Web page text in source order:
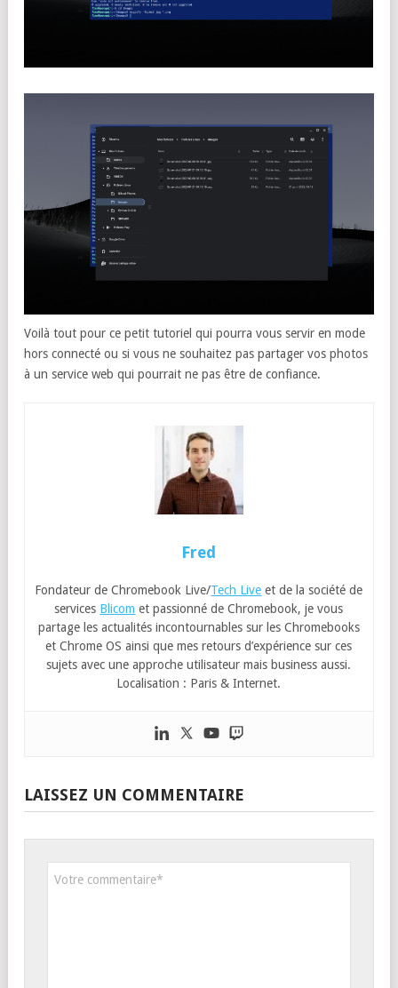
Voilà tout pour ce petit tutoriel qui pourra vous servir en mode
hors connecté ou si vous ne souhaitez pas partager vos photos
à un service web qui pourrait ne pas être de confiance.
Fred
Fondateur de Chromebook Live/Tech Live et de la société de
services Blicom et passionné de Chromebook, je vous
partage les actualités incontournables sur les Chromebooks
et Chrome OS ainsi que mes retours d’expérience sur ces
sujets avec une approche utilisateur mais business aussi.
Localisation : Paris & Internet.
LAISSEZ UN COMMENTAIRE